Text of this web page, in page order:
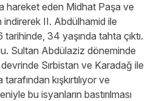
hareket eden Midhat Paşa ve
indirerek II. Abdülhamid ile
34 yaşında tahta çıktı.
Sultan Abdülaziz döneminde
Sırbistan ve Karadağ ile
kışkırtılıyor ve
bu isyanların bastırılması